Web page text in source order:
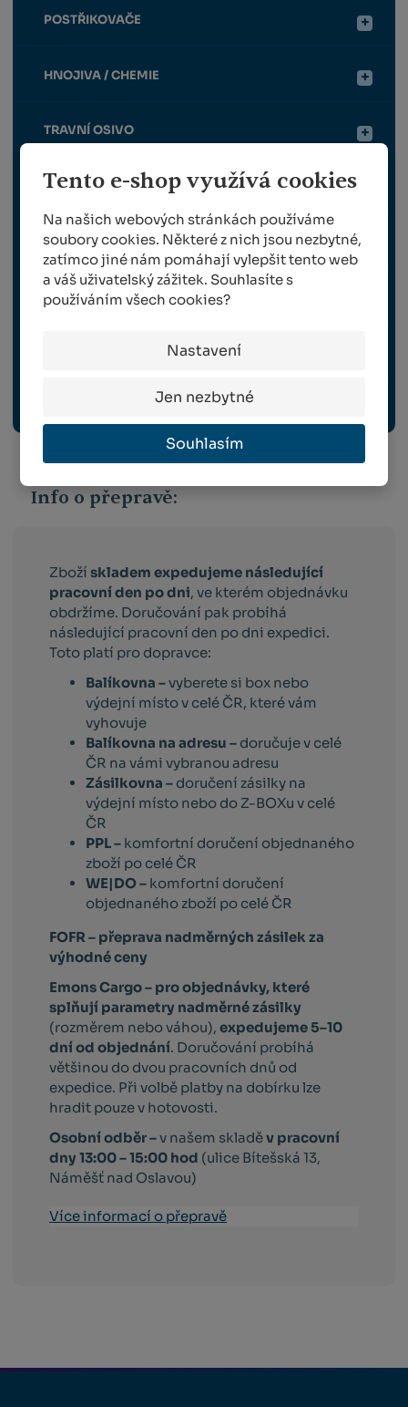
Tento e-shop využívá cookies
Na našich webových stránkách používáme
soubory cookies. Některé z nich jsou nezbytné,
zatímco jiné nám pomáhají vylepšit tento web
a váš uživatelský zážitek. Souhlasíte s
používáním všech cookies?
Nastavení
Jen nezbytné
Souhlasím
POSTŘIKOVAČE
HNOJIVA / CHEMIE
TRAVNÍ OSIVO
SAZENICE RÉVY VINNÉ
NÁHRADNÍ DÍLY FELCO
NÁHRADNÍ DÍLY BERGER
OCHRANNÉ PRACOVNÍ POMŮCKY
ROUBOVACÍ KLEŠTE, STROJKY A NOŽE
Info o přepravě:
Zbožískladem expedujeme následující
pracovní den po dni, ve kterém objednávku
obdržíme. Doručování pak probíhá
následující pracovní den po dni expedici.
Toto platí pro dopravce:
Balíkovna –vyberete si box nebo
výdejní místo v celé ČR, které vám
vyhovuje
Balíkovna na adresu – doručuje v celé
ČR na vámi vybranou adresu
Zásilkovna – doručení zásilky na
výdejní místo nebo do Z-BOXu v celé
ČR
PPL – komfortní doručení objednaného
zboží po celé ČR
WE|DO – komfortní doručení
objednaného zboží po celé ČR
FOFR – přeprava nadměrných zásilek za
výhodné ceny
Emons Cargo – pro objednávky, které
splňují parametry nadměrné zásilky
(rozměrem nebo váhou),expedujeme 5–10
dní od objednání. Doručování probíhá
většinou do dvou pracovních dnů od
expedice. Při volbě platby na dobírku lze
hradit pouze v hotovosti.
Osobní odběr –v našem skladěv pracovní
dny 13:00 – 15:00 hod (ulice Bítešská 13,
Náměšť nad Oslavou)
Více informací o přepravě